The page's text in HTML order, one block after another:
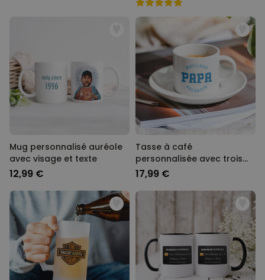
Mug personnalisé auréole
avec visage et texte
12,99 €
Tasse à café
personnalisée avec trois
lignes
17,99 €